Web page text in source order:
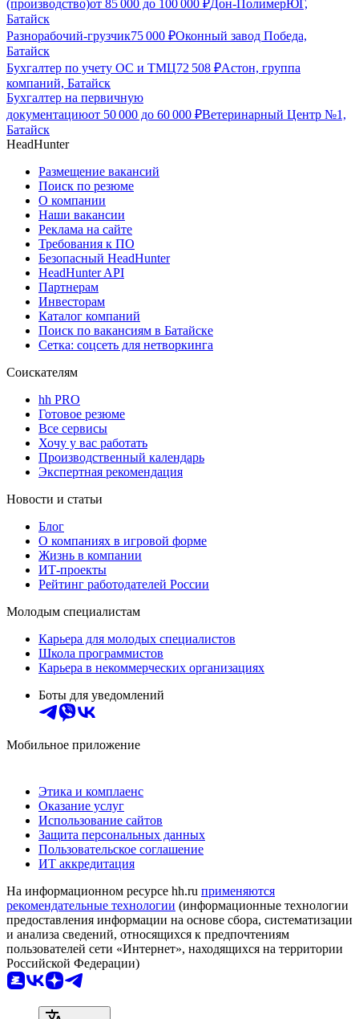
(производство)от 85 000 до 100 000 ₽Дон-ПолимерЮГ,
Батайск
Разнорабочий-грузчик75 000 ₽Оконный завод Победа,
Батайск
Бухгалтер по учету ОС и ТМЦ72 508 ₽Астон, группа
компаний, Батайск
Бухгалтер на первичную
документациюот 50 000 до 60 000 ₽Ветеринарный Центр №1,
Батайск
HeadHunter
Размещение вакансий
Поиск по резюме
О компании
Наши вакансии
Реклама на сайте
Требования к ПО
Безопасный HeadHunter
HeadHunter API
Партнерам
Инвесторам
Каталог компаний
Поиск по вакансиям в Батайске
Сетка: соцсеть для нетворкинга
Соискателям
hh PRO
Готовое резюме
Все сервисы
Хочу у вас работать
Производственный календарь
Экспертная рекомендация
Новости и статьи
Блог
О компаниях в игровой форме
Жизнь в компании
ИТ-проекты
Рейтинг работодателей России
Молодым специалистам
Карьера для молодых специалистов
Школа программистов
Карьера в некоммерческих организациях
Боты для уведомлений
Мобильное приложение
Этика и комплаенс
Оказание услуг
Использование сайтов
Защита персональных данных
Пользовательское соглашение
ИТ аккредитация
На информационном ресурсе hh.ru применяются
рекомендательные технологии (информационные технологии
предоставления информации на основе сбора, систематизации
и анализа сведений, относящихся к предпочтениям
пользователей сети «Интернет», находящихся на территории
Российской Федерации)